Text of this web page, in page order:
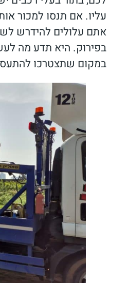
עליו. אם תנסו למכור
אתם עלולים להידרש
בפירוק. היא תדע מה
במקום שתצטרכו